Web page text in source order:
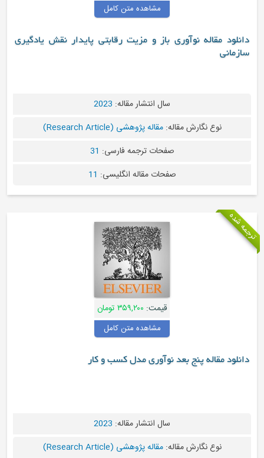
مشاهده متن کامل
مقاله نوآوری باز و مزیت رقابتی پایدار نقش یادگیری
سال انتشار مقاله:2023
نوع نگارش مقاله:مقاله پژوهشی (Research Article)
صفحات ترجمه فارسی:31
صفحات مقاله انگلیسی: 11
۳۵۹,۲۰۰ تومان
مشاهده متن کامل
مقاله پنج بعد نوآوری مدل کسب و کار
سال انتشار مقاله:2023
نوع نگارش مقاله:مقاله پژوهشی (Research Article)